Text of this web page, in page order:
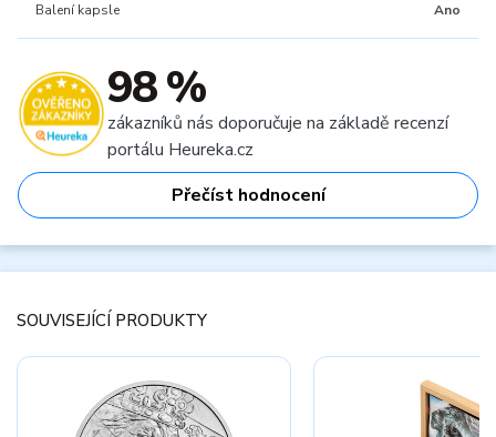
Balení kapsle Ano
98 %
zákazníků nás doporučuje na základě recenzí
portálu Heureka.cz
Přečíst hodnocení
SOUVISEJÍCÍ PRODUKTY